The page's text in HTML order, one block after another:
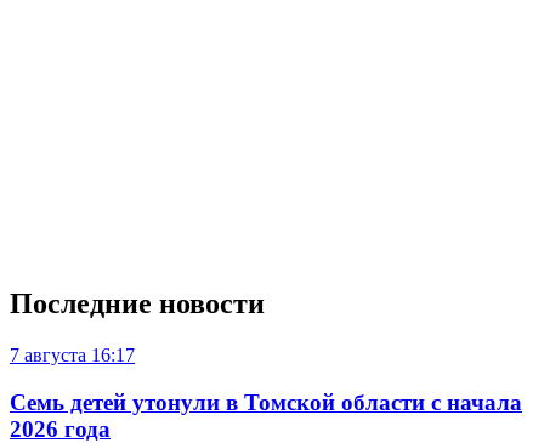
Последние новости
7 августа 16:17
Семь детей утонули в Томской области с начала
2026 года